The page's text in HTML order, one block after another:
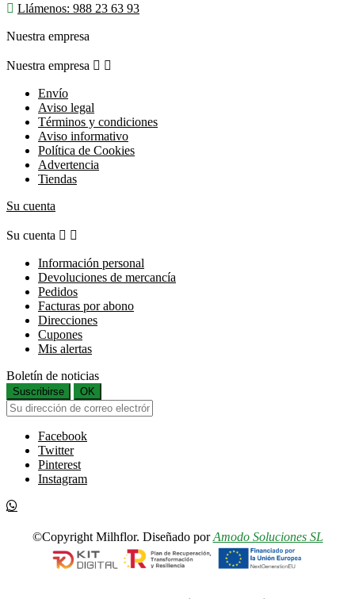
 Llámenos: 988 23 63 93
Nuestra empresa
Nuestra empresa  
Envío
Aviso legal
Términos y condiciones
Aviso informativo
Política de Cookies
Advertencia
Tiendas
Su cuenta
Su cuenta  
Información personal
Devoluciones de mercancía
Pedidos
Facturas por abono
Direcciones
Cupones
Mis alertas
Boletín de noticias
Suscribirse OK
Facebook
Twitter
Pinterest
Instagram
©Copyright Milhflor. Diseñado porAmodo Soluciones SL